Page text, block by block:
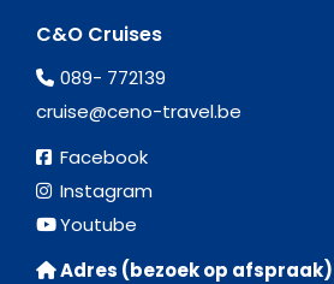
C&O Cruises
089- 772139
cruise@ceno-travel.be
Facebook
Instagram
Youtube
Adres (bezoek op afspraak)